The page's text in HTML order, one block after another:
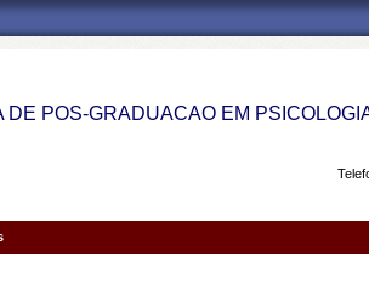
POS-GRADUACAO EM